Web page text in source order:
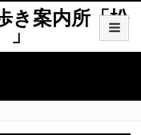
き案内所「松
」